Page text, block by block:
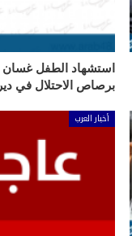
استشهاد الطفل غسان
برصاص الاحتلال في
أخبار العرب